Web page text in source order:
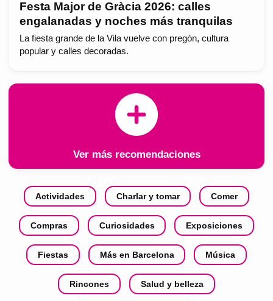
Festa Major de Gràcia 2026: calles
engalanadas y noches más tranquilas
La fiesta grande de la Vila vuelve con pregón, cultura
popular y calles decoradas.
Ver más recomendaciones
Actividades Charlar y tomar Comer
Compras Curiosidades Exposiciones
Fiestas Más en Barcelona Música
Rincones Salud y belleza